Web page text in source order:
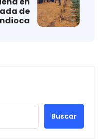
de
Buscar